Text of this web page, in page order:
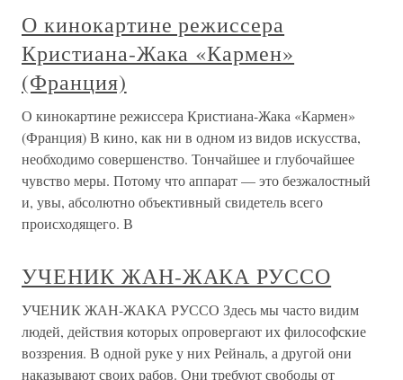
О кинокартине режиссера
Кристиана-Жака «Кармен»
(Франция)
О кинокартине режиссера Кристиана-Жака «Кармен»
(Франция) В кино, как ни в одном из видов искусства,
необходимо совершенство. Тончайшее и глубочайшее
чувство меры. Потому что аппарат — это безжалостный
и, увы, абсолютно объективный свидетель всего
происходящего. В
УЧЕНИК ЖАН-ЖАКА РУССО
УЧЕНИК ЖАН-ЖАКА РУССО Здесь мы часто видим
людей, действия которых опровергают их философские
воззрения. В одной руке у них Рейналь, а другой они
наказывают своих рабов. Они требуют свободы от